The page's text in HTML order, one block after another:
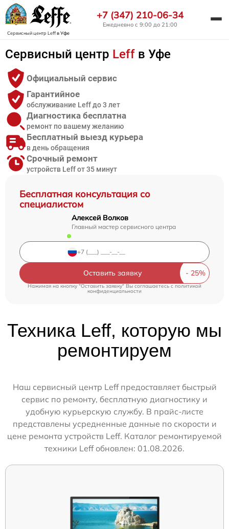
Сервисный центр Leffв Уфе
+7 (347) 210-06-34
Ежедневно с 9:00 до 21:00
Сервисный центр Leff в Уфе
Бесплатная консультация со
специалистом
Алексей Волков
Главный мастер сервисного центра
Оставить заявку
Нажимая на кнопку "Оставить заявку" Вы соглашаетесь cполитикой
конфиденциальности
Официальный сервис
Гарантийное
обслуживание Leff до 3 лет
Диагностика бесплатна
ремонт по вашему желанию
Бесплатный выезд курьера
в день обращения
Срочный ремонт
устройств Leff от 35 минут
Техника Leff, которую мы
ремонтируем
Наш сервисный центр Leff предоставляет быстрый
сервис по ремонту, бесплатную диагностику и
удобную курьерскую службу. В прайс-листе
представлены усредненные данные по скорости и
цене ремонта устройств Leff. Каталог ремонтируемой
техники Leff обновлен: 01.08.2026.